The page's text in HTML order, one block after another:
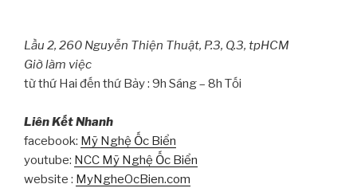
Lầu 2, 260 Nguyễn Thiện Thuật, P.3, Q.3, tpHCM
Giờ làm việc
từ thứ Hai đến thứ Bảy : 9h Sáng – 8h Tối
Liên Kết Nhanh
facebook: Mỹ Nghệ Ốc Biển
youtube: NCC Mỹ Nghệ Ốc Biển
website : MyNgheOcBien.com